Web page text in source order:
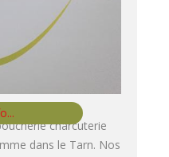
charcuterie
dans le Tarn. Nos